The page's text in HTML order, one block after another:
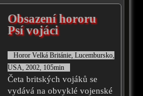
Obsazení hororu
Psí vojáci
Horor Velká Británie, Lucembursko,
USA, 2002, 105min
Četa britských vojáků se
vydává na obvyklé vojenské